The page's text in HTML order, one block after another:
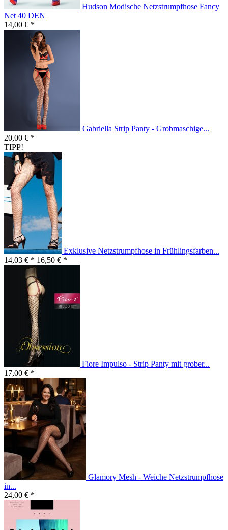
Hudson Modische Netzstrumpfhose Fancy
Net 40 DEN
14,00 € *
Gabriella Strip Panty - Grobmaschige...
20,00 € *
TIPP!
Exklusive Netzstrumpfhose in Frühlingsfarben...
14,03 € * 16,50 € *
Fiore Impulso - Strip Panty mit grober...
17,00 € *
Glamory Mesh - Weiche Netzstrumpfhose
in...
24,00 € *